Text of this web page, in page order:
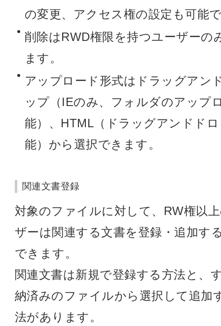
の変更、アクセス権の設定も可能
削除はRWD権限を持つユーザーの
ます。
アップロード形式はドラッグアン
ップ（IEのみ、フォルダのアップ
能）、HTML（ドラッグアンドド
能）から選択できます。
関連文書登録
対象のファイルに対して、RW権以
ザーは関連する文書を登録・追加す
できます。
関連文書は新規で登録する方法と、
納済みのファイルから選択して追加
法があります。